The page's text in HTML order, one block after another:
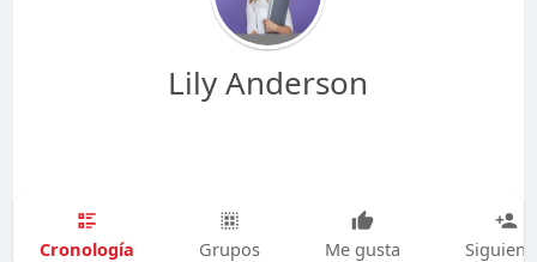
Lily Anderson
Cronología Grupos Me gusta